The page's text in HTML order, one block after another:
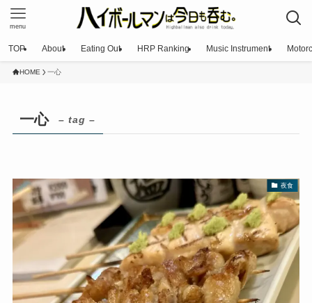
menu
TOP About Eating Out HRP Ranking Music Instrument
HOME 一心
一心 – tag –
夜食